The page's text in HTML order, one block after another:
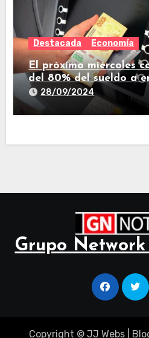
Destacada Economía
El próximo miércoles
del 80% del sueldo a
estatales de Tucumán
28/09/2024
Grupo
Copyright © JJ Webs